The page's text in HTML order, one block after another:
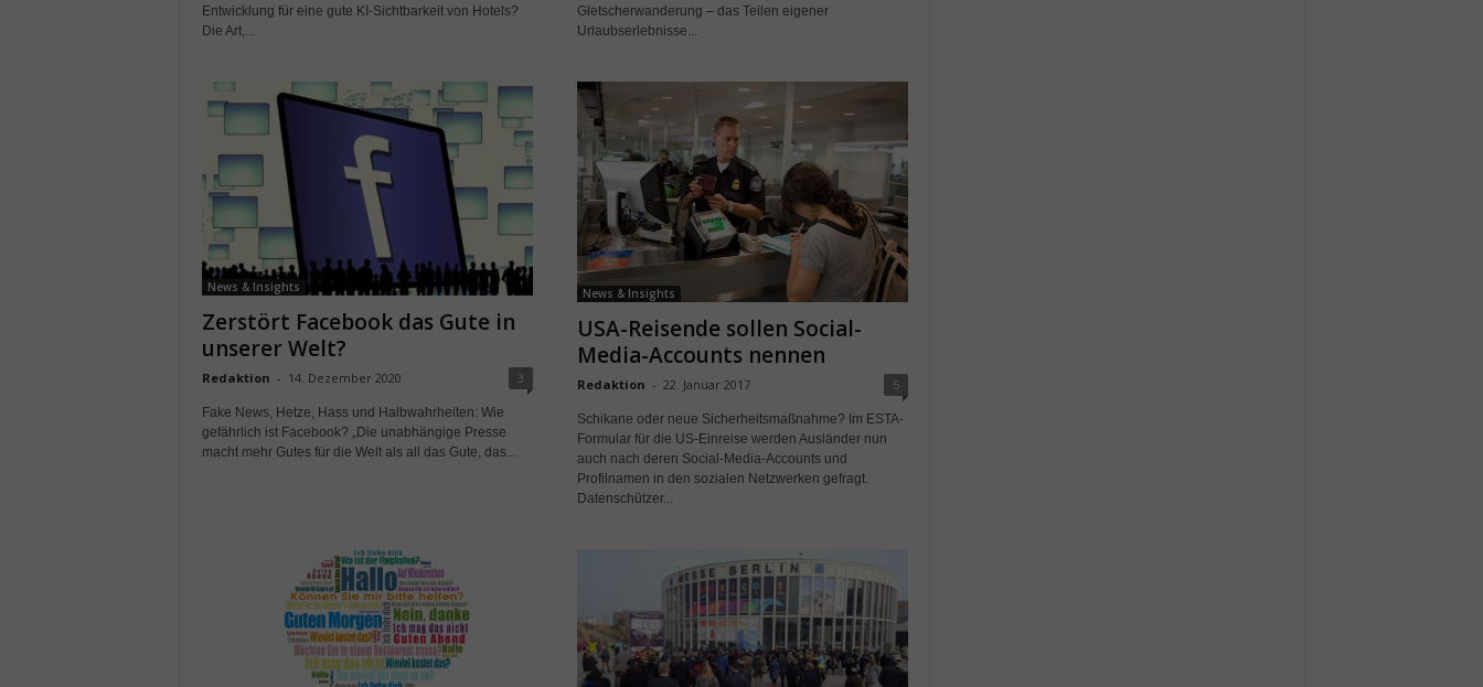
Entwicklung für eine gute KI-Sichtbarkeit von Hotels?
Die Art,...
Gletscherwanderung – das Teilen eigener
Urlaubserlebnisse...
News & Insights
Zerstört Facebook das Gute in
unserer Welt?
Redaktion - 14. Dezember 2020 3
Fake News, Hetze, Hass und Halbwahrheiten: Wie
gefährlich ist Facebook? „Die unabhängige Presse
macht mehr Gutes für die Welt als all das Gute, das...
News & Insights
USA-Reisende sollen Social-
Media-Accounts nennen
Redaktion - 22. Januar 2017 5
Schikane oder neue Sicherheitsmaßnahme? Im ESTA-
Formular für die US-Einreise werden Ausländer nun
auch nach deren Social-Media-Accounts und
Profilnamen in den sozialen Netzwerken gefragt.
Datenschützer...